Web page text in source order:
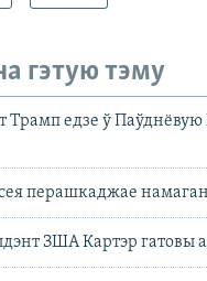
гэтую тэму
Трамп едзе ў Паўднёвую
перашкаджае
ЗША Картэр гатовы